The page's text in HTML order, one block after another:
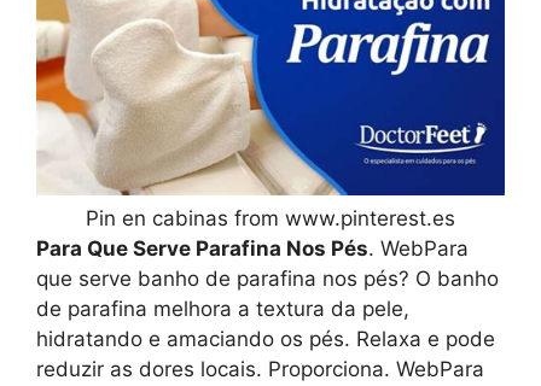
Pin en cabinas from www.pinterest.es
Para Que Serve Parafina Nos Pés. WebPara
que serve banho de parafina nos pés? O banho
de parafina melhora a textura da pele,
hidratando e amaciando os pés. Relaxa e pode
reduzir as dores locais. Proporciona. WebPara